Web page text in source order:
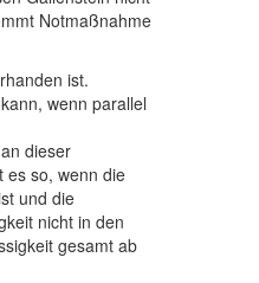
Notmaßnahme
ist.
wenn parallel
dieser
es so, wenn die
und die
nicht in den
gesamt ab